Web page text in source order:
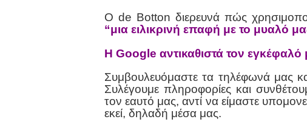
Ο de Botton διερευνά πώς
“μια ειλικρινή επαφή με το μυαλό
Η Google αντικαθιστά τον
Συμβουλευόμαστε τα τηλέφωνά μας
Συλέγουμε πληροφορίες και
τον εαυτό μας, αντί να είμαστε
εκεί, δηλαδή μέσα μας.